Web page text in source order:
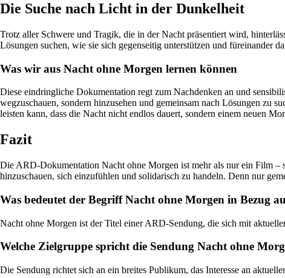
Die Suche nach Licht in der Dunkelheit
Trotz aller Schwere und Tragik, die in der Nacht präsentiert wird,
Lösungen suchen, wie sie sich gegenseitig unterstützen und füreinander
Was wir aus Nacht ohne Morgen lernen können
Diese eindringliche Dokumentation regt zum Nachdenken an und
wegzuschauen, sondern hinzusehen und gemeinsam nach Lösungen zu
leisten kann, dass die Nacht nicht endlos dauert, sondern einem neuen
Fazit
Die ARD-Dokumentation Nacht ohne Morgen ist mehr als nur ein Film –
hinzuschauen, sich einzufühlen und solidarisch zu handeln. Denn nur
Was bedeutet der Begriff Nacht ohne Morgen in Bezug
Nacht ohne Morgen ist der Titel einer ARD-Sendung, die sich mit
Welche Zielgruppe spricht die Sendung Nacht ohne
Die Sendung richtet sich an ein breites Publikum, das Interesse an